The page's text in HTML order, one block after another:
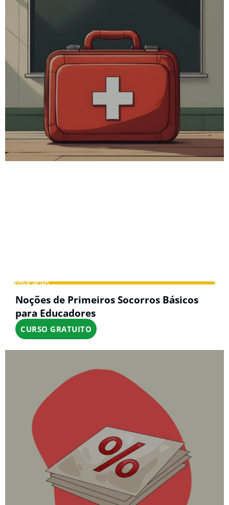
Educação
Noções de Primeiros Socorros Básicos
para Educadores
CURSO GRATUITO